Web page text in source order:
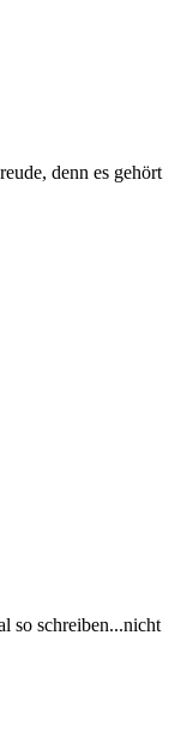
denn es gehört
so schreiben...nicht